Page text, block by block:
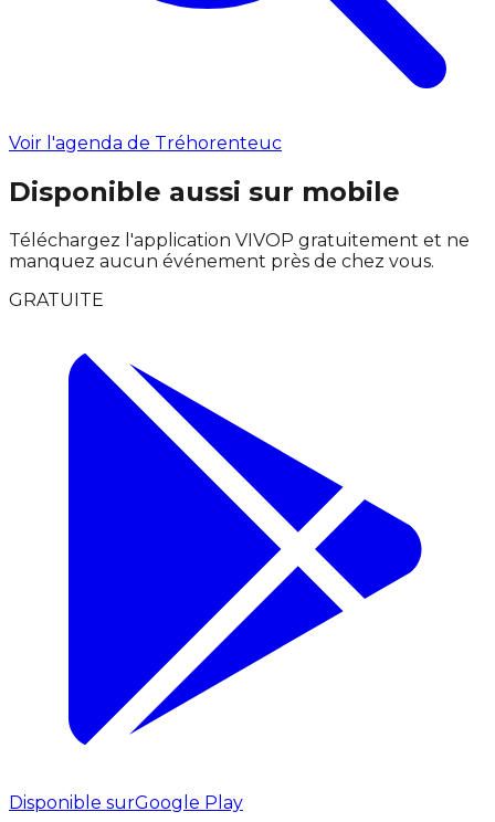
Voir l'agenda de Tréhorenteuc
Disponible aussi sur mobile
Téléchargez l'application VIVOP gratuitement et ne
manquez aucun événement près de chez vous.
GRATUITE
Disponible surGoogle Play